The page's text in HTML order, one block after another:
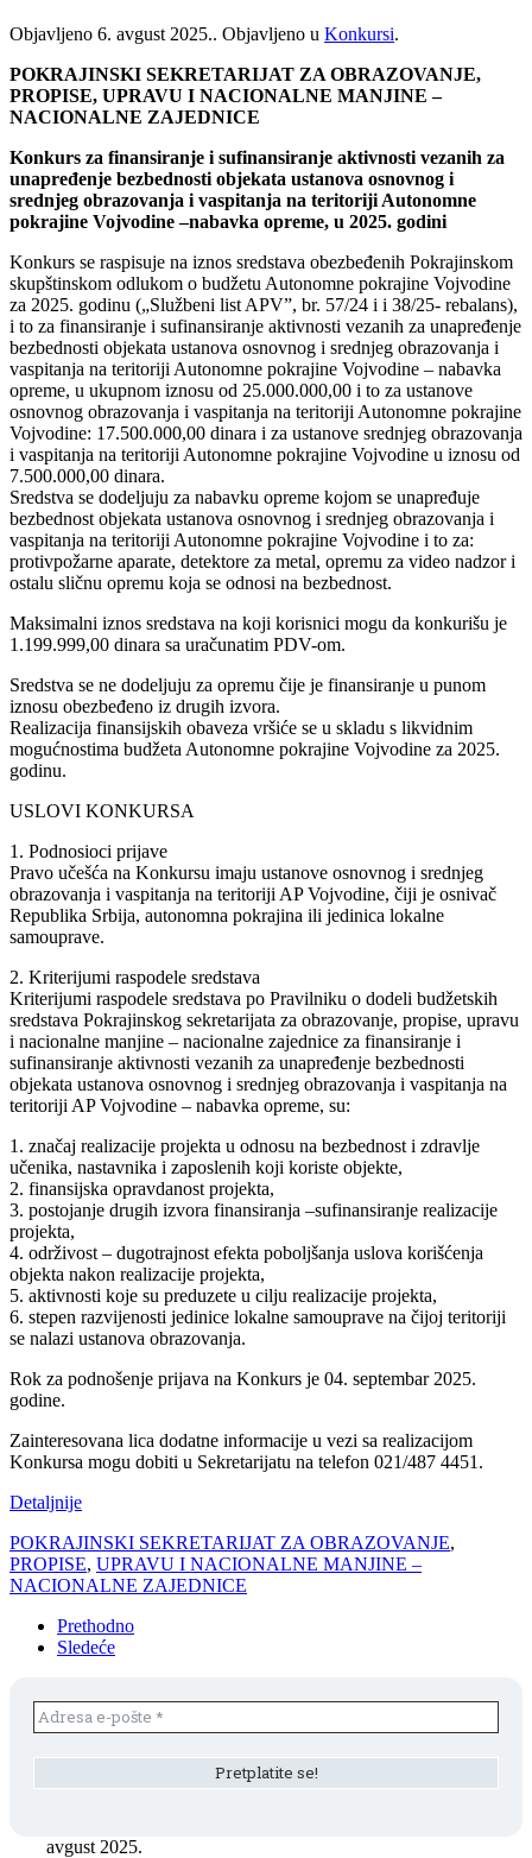
Objavljeno 6. avgust 2025.. Objavljeno u Konkursi.
POKRAJINSKI SEKRETARIJAT ZA OBRAZOVANJE,
PROPISE, UPRAVU I NACIONALNE MANJINE –
NACIONALNE ZAJEDNICE
Konkurs za finansiranje i sufinansiranje aktivnosti vezanih za
unapređenje bezbednosti objekata ustanova osnovnog i
srednjeg obrazovanja i vaspitanja na teritoriji Autonomne
pokrajine Vojvodine –nabavka opreme, u 2025. godini
Konkurs se raspisuje na iznos sredstava obezbeđenih Pokrajinskom
skupštinskom odlukom o budžetu Autonomne pokrajine Vojvodine
za 2025. godinu („Službeni list APV”, br. 57/24 i i 38/25- rebalans),
i to za finansiranje i sufinansiranje aktivnosti vezanih za unapređenje
bezbednosti objekata ustanova osnovnog i srednjeg obrazovanja i
vaspitanja na teritoriji Autonomne pokrajine Vojvodine – nabavka
opreme, u ukupnom iznosu od 25.000.000,00 i to za ustanove
osnovnog obrazovanja i vaspitanja na teritoriji Autonomne pokrajine
Vojvodine: 17.500.000,00 dinara i za ustanove srednjeg obrazovanja
i vaspitanja na teritoriji Autonomne pokrajine Vojvodine u iznosu od
7.500.000,00 dinara.
Sredstva se dodeljuju za nabavku opreme kojom se unapređuje
bezbednost objekata ustanova osnovnog i srednjeg obrazovanja i
vaspitanja na teritoriji Autonomne pokrajine Vojvodine i to za:
protivpožarne aparate, detektore za metal, opremu za video nadzor i
ostalu sličnu opremu koja se odnosi na bezbednost.
Maksimalni iznos sredstava na koji korisnici mogu da konkurišu je
1.199.999,00 dinara sa uračunatim PDV-om.
Sredstva se ne dodeljuju za opremu čije je finansiranje u punom
iznosu obezbeđeno iz drugih izvora.
Realizacija finansijskih obaveza vršiće se u skladu s likvidnim
mogućnostima budžeta Autonomne pokrajine Vojvodine za 2025.
godinu.
USLOVI KONKURSA
1. Podnosioci prijave
Pravo učešća na Konkursu imaju ustanove osnovnog i srednjeg
obrazovanja i vaspitanja na teritoriji AP Vojvodine, čiji je osnivač
Republika Srbija, autonomna pokrajina ili jedinica lokalne
samouprave.
2. Kriterijumi raspodele sredstava
Kriterijumi raspodele sredstava po Pravilniku o dodeli budžetskih
sredstava Pokrajinskog sekretarijata za obrazovanje, propise, upravu
i nacionalne manjine – nacionalne zajednice za finansiranje i
sufinansiranje aktivnosti vezanih za unapređenje bezbednosti
objekata ustanova osnovnog i srednjeg obrazovanja i vaspitanja na
teritoriji AP Vojvodine – nabavka opreme, su:
1. značaj realizacije projekta u odnosu na bezbednost i zdravlje
učenika, nastavnika i zaposlenih koji koriste objekte,
2. finansijska opravdanost projekta,
3. postojanje drugih izvora finansiranja –sufinansiranje realizacije
projekta,
4. održivost – dugotrajnost efekta poboljšanja uslova korišćenja
objekta nakon realizacije projekta,
5. aktivnosti koje su preduzete u cilju realizacije projekta,
6. stepen razvijenosti jedinice lokalne samouprave na čijoj teritoriji
se nalazi ustanova obrazovanja.
Rok za podnošenje prijava na Konkurs je 04. septembar 2025.
godine.
Zainteresovana lica dodatne informacije u vezi sa realizacijom
Konkursa mogu dobiti u Sekretarijatu na telefon 021/487 4451.
Detaljnije
POKRAJINSKI SEKRETARIJAT ZA OBRAZOVANJE,
PROPISE, UPRAVU I NACIONALNE MANJINE –
NACIONALNE ZAJEDNICE
Prethodno
Sledeće
avgust 2025.